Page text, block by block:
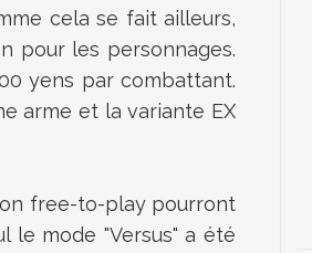
cela se fait ailleurs,
pour les personnages.
yens par combattant.
arme et la variante EX
free-to-play pourront
le mode "Versus" a été